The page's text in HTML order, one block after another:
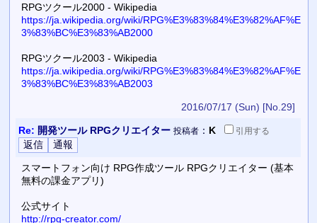
RPGツクール2000 - Wikipedia
https://ja.wikipedia.org/wiki/RPG%E3%83%84%E3%82%AF%E
3%83%BC%E3%83%AB2000
RPGツクール2003 - Wikipedia
https://ja.wikipedia.org/wiki/RPG%E3%83%84%E3%82%AF%E
3%83%BC%E3%83%AB2003
2016/07/17 (Sun) [No.29]
Re: 開発ツール RPGクリエイター 投稿者： K 引用する
スマートフォン向け RPG作成ツール RPGクリエイター (基本
無料の課金アプリ)
公式サイト
http://rpg-creator.com/